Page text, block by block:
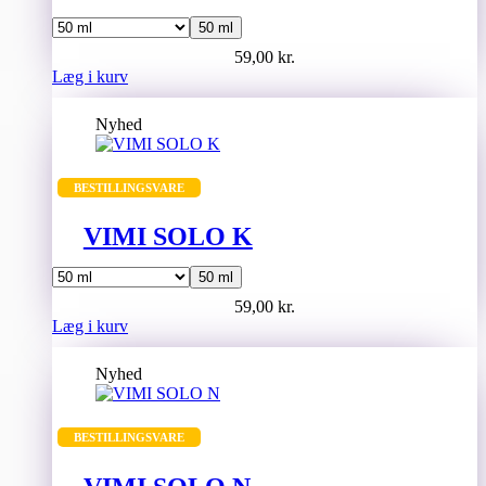
50 ml
59,00 kr.
Læg i kurvDette
vare
har
flere
varianter.
kan
på
varesiden
Nyhed
BESTILLINGSVARE
VIMI SOLO K
50 ml
59,00 kr.
Læg i kurvDette
vare
har
flere
varianter.
Mulighederne
kan
på
Nyhed
BESTILLINGSVARE